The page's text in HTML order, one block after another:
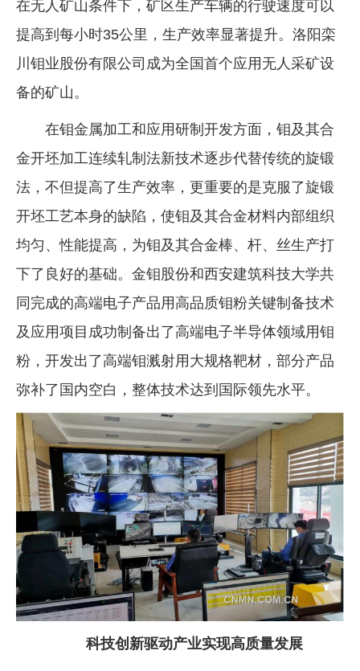
在无人矿山条件下，矿区生产车辆的行驶速度可以
提高到每小时35公里，生产效率显著提升。洛阳栾
川钼业股份有限公司成为全国首个应用无人采矿设
备的矿山。
在钼金属加工和应用研制开发方面，钼及其合
金开坯加工连续轧制法新技术逐步代替传统的旋锻
法，不但提高了生产效率，更重要的是克服了旋锻
开坯工艺本身的缺陷，使钼及其合金材料内部组织
均匀、性能提高，为钼及其合金棒、杆、丝生产打
下了良好的基础。金钼股份和西安建筑科技大学共
同完成的高端电子产品用高品质钼粉关键制备技术
及应用项目成功制备出了高端电子半导体领域用钼
粉，开发出了高端钼溅射用大规格靶材，部分产品
弥补了国内空白，整体技术达到国际领先水平。
科技创新驱动产业实现高质量发展